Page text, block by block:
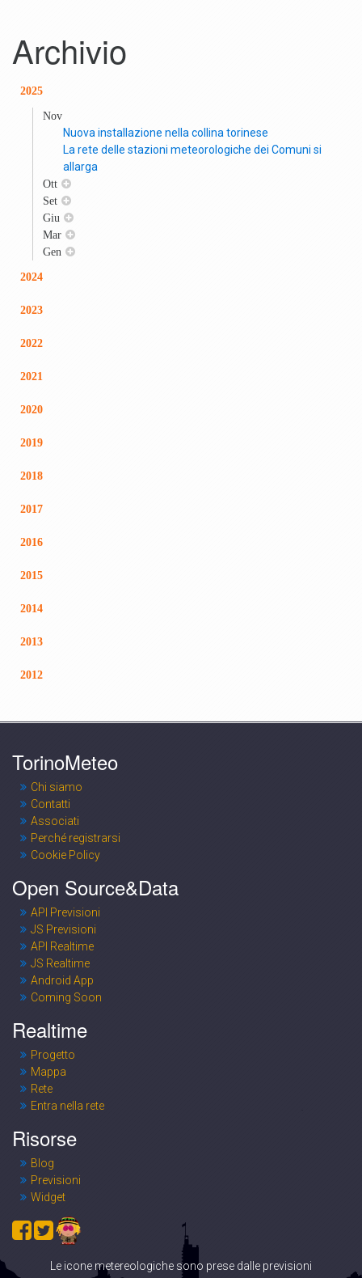
Archivio
2025
Nov
Nuova installazione nella collina torinese
La rete delle stazioni meteorologiche dei Comuni si
allarga
Ott
Set
Giu
Mar
Gen
2024
2023
2022
2021
2020
2019
2018
2017
2016
2015
2014
2013
2012
TorinoMeteo
Chi siamo
Contatti
Associati
Perché registrarsi
Cookie Policy
Open Source&Data
API Previsioni
JS Previsioni
API Realtime
JS Realtime
Android App
Coming Soon
Realtime
Progetto
Mappa
Rete
Entra nella rete
Risorse
Blog
Previsioni
Widget
Le icone metereologiche sono prese dalle previsioni